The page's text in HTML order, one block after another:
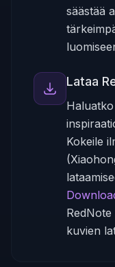
säästää
Lataa
Kokeile
kuvien